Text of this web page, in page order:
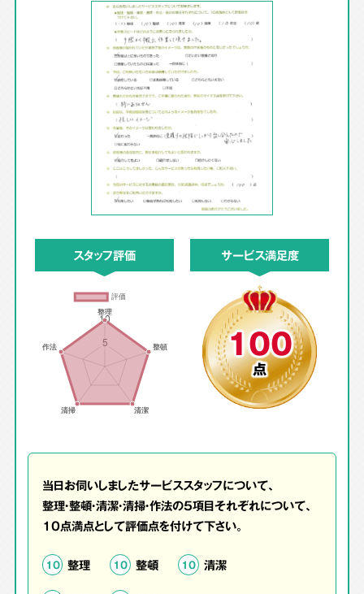
スタッフ評価 サービス満足度
100
点
当日お伺いしましたサービススタッフについて、
整理・整頓・清潔・清掃・作法の5項目それぞれについて、
10点満点として評価点を付けて下さい。
10 整理 10 整頓 10 清潔